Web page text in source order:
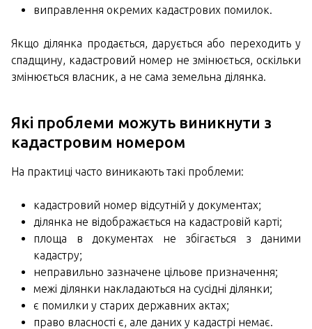
виправлення окремих кадастрових помилок.
Якщо ділянка продається, дарується або переходить у
спадщину, кадастровий номер не змінюється, оскільки
змінюється власник, а не сама земельна ділянка.
Які проблеми можуть виникнути з
кадастровим номером
На практиці часто виникають такі проблеми:
кадастровий номер відсутній у документах;
ділянка не відображається на кадастровій карті;
площа в документах не збігається з даними
кадастру;
неправильно зазначене цільове призначення;
межі ділянки накладаються на сусідні ділянки;
є помилки у старих державних актах;
право власності є, але даних у кадастрі немає.